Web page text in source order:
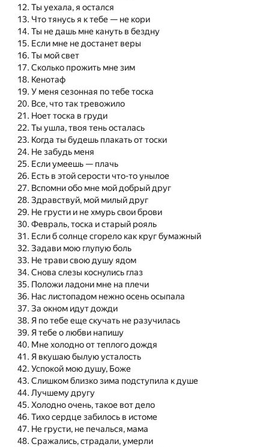
Ты уехала, я остался
Что тянусь я к тебе — не кори
Ты не дашь мне кануть в бездну
Если мне не достанет веры
Ты мой свет
Сколько прожить мне зим
Кенотаф
У меня сезонная по тебе тоска
Все, что так тревожило
Ноет тоска в груди
Ты ушла, твоя тень осталась
Когда ты будешь плакать от тоски
Не забудь меня
Если умеешь — плачь
Есть в этой серости что-то унылое
Вспомни обо мне мой добрый друг
Здравствуй, мой милый друг
Не грусти и не хмурь свои брови
Февраль, тоска и старый рояль
Если б солнце сгорело как круг бумажный
Задави мою глупую боль
Не трави свою душу ядом
Снова слезы коснулись глаз
Положи ладони мне на плечи
Нас листопадом нежно осень осыпала
За окном идут дожди
Я по тебе еще скучать не разучилась
Я тебе о любви напишу
Мне холодно от теплого дождя
Я вкушаю былую усталость
Успокой мою душу, Боже
Слишком близко зима подступила к душе
Лучшему другу
Холодно очень, такое вот дело
Тихо сердце забилось в истоме
Не грусти, не печалься, мама
Сражались, страдали, умерли